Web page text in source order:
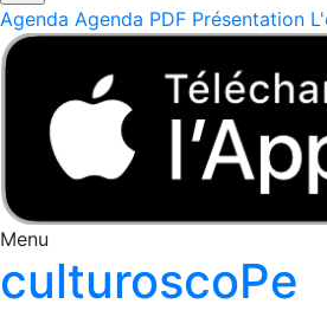
Agenda Agenda PDF Présentation
Menu
culturoscoPe